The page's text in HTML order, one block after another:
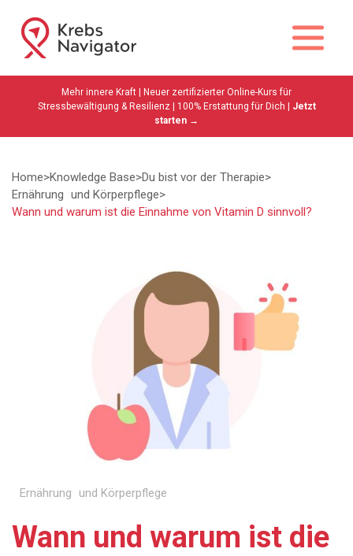
Mehr innere Kraft | Neuer zertifizierter Online-Kurs für
Stressbewältigung & Resilienz | 100% Erstattung für Dich |
Jetzt
starten →
Home>Knowledge Base>Du bist vor der Therapie>
Ernährung und Körperpflege>
Wann und warum ist die Einnahme von Vitamin D sinnvoll?
Ernährung und Körperpflege
Wann und warum ist die